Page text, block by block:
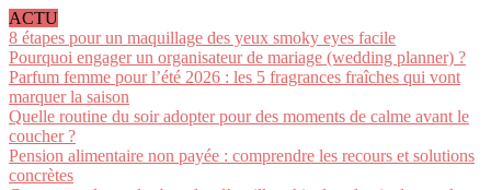
ACTU
8 étapes pour un maquillage des yeux smoky eyes facile
Pourquoi engager un organisateur de mariage (wedding planner) ?
Parfum femme pour l’été 2026 : les 5 fragrances fraîches qui vont
marquer la saison
Quelle routine du soir adopter pour des moments de calme avant le
coucher ?
Pension alimentaire non payée : comprendre les recours et solutions
concrètes